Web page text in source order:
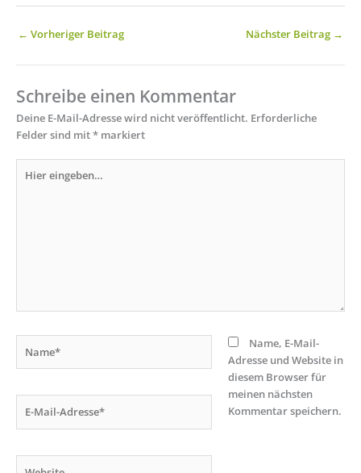
← Vorheriger Beitrag Nächster Beitrag →
Schreibe einen Kommentar
Deine E-Mail-Adresse wird nicht veröffentlicht. Erforderliche
Felder sind mit* markiert
eingeben…
Mail-
Name, E-Mail-
Adresse und Website in
diesem Browser für
meinen nächsten
Kommentar speichern.